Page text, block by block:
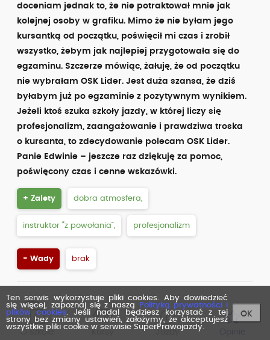
O szkole
doceniam jednak to, że nie potraktował mnie jak
kolejnej osoby w grafiku. Mimo że nie byłam jego
kursantką od początku, poświęcił mi czas i zrobił
wszystko, żebym jak najlepiej przygotowała się do
egzaminu. Szczerze mówiąc, żałuję, że od początku
nie wybrałam OSK Lider. Jest duża szansa, że dziś
byłabym już po egzaminie z pozytywnym wynikiem.
Jeżeli ktoś szuka szkoły jazdy, w której liczy się
profesjonalizm, zaangażowanie i prawdziwa troska
o kursanta, to zdecydowanie polecam OSK Lider.
Panie Edwinie – jeszcze raz dziękuję za pomoc,
poświęcony czas i cenne wskazówki.
+ Zalety dobra atmosfera,
instruktor “z powołania”, profesjonalizm
- Wady brak
l ...kip: 109.207.98.....
Opinia zweryfikowana przez e-mail
ocena z dnia: 23.06.2026
Ten serwis wykorzystuje pliki cookies. Aby dowiedzieć
się więcej, zapoznaj się z naszą
Polityką prywatności i
plików cookies. Jeśli nadal będziesz korzystać z tej
strony bez zmiany ustawień, założymy, że akceptujesz
wszystkie pliki cookie w serwisie SuperPrawojazdy.
OK